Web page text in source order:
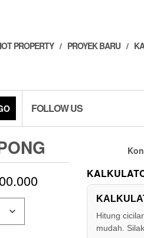
PROPERTY PROYEK BARU
FOLLOW US
Price
Rp 800.000.000
Hitung
mudah.